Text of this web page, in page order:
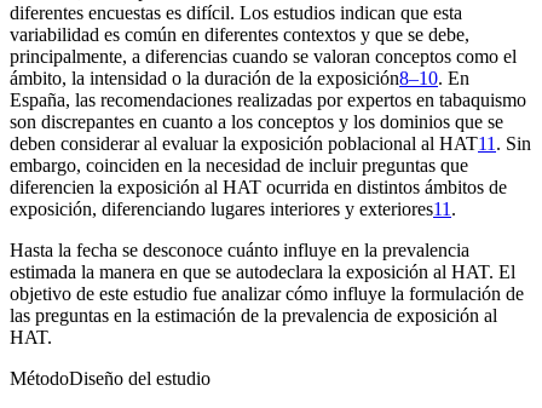
diferentes encuestas es difícil. Los estudios indican que esta
variabilidad es común en diferentes contextos y que se debe,
principalmente, a diferencias cuando se valoran conceptos como el
ámbito, la intensidad o la duración de la exposición8–10. En
España, las recomendaciones realizadas por expertos en tabaquismo
son discrepantes en cuanto a los conceptos y los dominios que se
deben considerar al evaluar la exposición poblacional al HAT11 . Sin
embargo, coinciden en la necesidad de incluir preguntas que
diferencien la exposición al HAT ocurrida en distintos ámbitos de
exposición, diferenciando lugares interiores y exteriores11 .
Hasta la fecha se desconoce cuánto influye en la prevalencia
estimada la manera en que se autodeclara la exposición al HAT. El
objetivo de este estudio fue analizar cómo influye la formulación de
las preguntas en la estimación de la prevalencia de exposición al
HAT.
MétodoDiseño del estudio